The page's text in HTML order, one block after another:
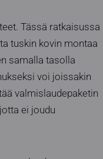
Tässä ratkaisussa
tuskin kovin montaa
samalla tasolla
voi joissakin
valmislaudepaketin
ei joudu